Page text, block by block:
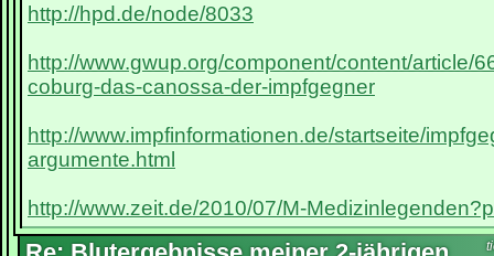
http://hpd.de/node/8033
http://www.gwup.org/component/content/article/
coburg-das-canossa-der-impfgegner
http://www.impfinformationen.de/startseite/
argumente.html
http://www.zeit.de/2010/07/M-